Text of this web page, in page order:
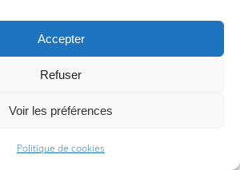
Accepter
Refuser
Voir les préférences
Politique de cookies